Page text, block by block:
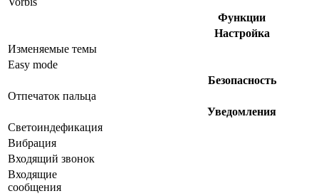
Функции
Настройка
Изменяемые темы
Easy mode
Безопасность
Отпечаток пальца
Уведомления
Светоиндефикация
Вибрация
Входящий звонок
Входящие
сообщения